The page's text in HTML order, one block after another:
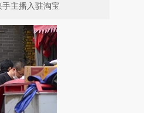
主播入驻淘宝